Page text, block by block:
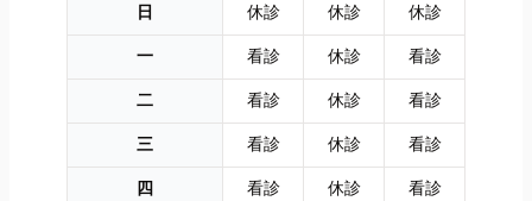
日
休診 休診
休診
一
看診 休診
看診
二
看診 休診
看診
三
看診 休診
看診
四
看診 休診
看診